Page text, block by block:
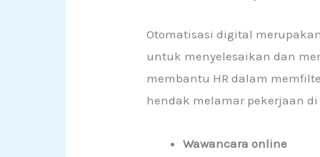
Otomatisasi digital
untuk menyelesaikan dan
membantu HR dalam
hendak melamar pekerjaan
Wawancara online